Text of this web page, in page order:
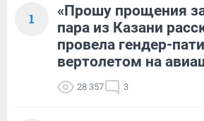
1
«Прошу прощения
пара из Казани
провела гендер-
вертолетом на
28 357 3